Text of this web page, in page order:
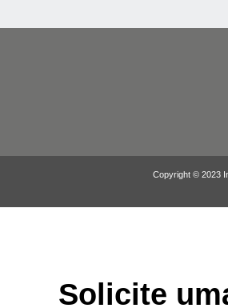
Copyright © 2023
Solicite